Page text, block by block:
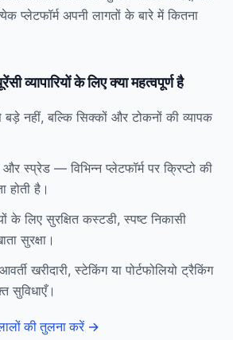
प्लेटफॉर्म अपनी लागतों के बारे में कितना
व्यापारियों के लिए क्या महत्वपूर्ण है
बड़े नहीं, बल्कि सिक्कों और टोकनों की व्यापक
और स्प्रेड — विभिन्न प्लेटफॉर्म पर क्रिप्टो की
होती है।
के लिए सुरक्षित कस्टडी, स्पष्ट निकासी
सुरक्षा।
खरीदारी, स्टेकिंग या पोर्टफोलियो ट्रैकिंग
सुविधाएँ।
की तुलना करें →